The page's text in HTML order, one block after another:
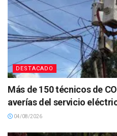
DESTACADO
Más de 150 técnicos de
averías del servicio
04/08/2026